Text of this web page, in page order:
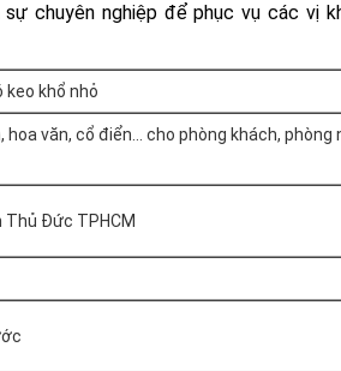
chuyên nghiệp để phục vụ các vị
keo khổ nhỏ
văn, cổ điển... cho phòng khách, phòng
Thủ Đức TPHCM